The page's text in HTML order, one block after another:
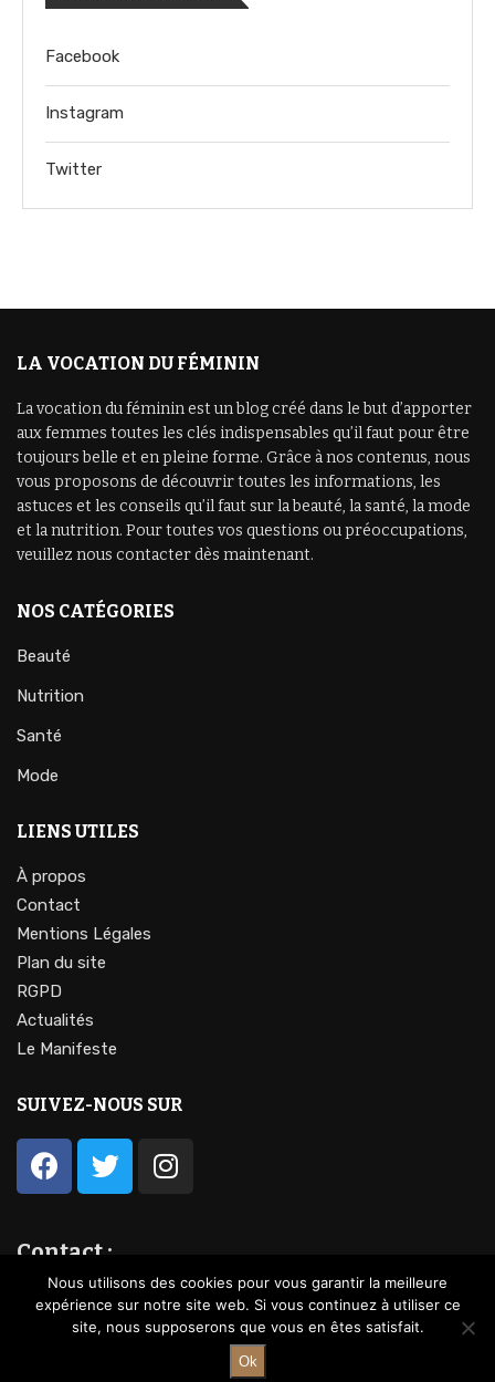
Facebook
Instagram
Twitter
LA VOCATION DU FÉMININ
La vocation du féminin est un blog créé dans le but d’apporter
aux femmes toutes les clés indispensables qu’il faut pour être
toujours belle et en pleine forme. Grâce à nos contenus, nous
vous proposons de découvrir toutes les informations, les
astuces et les conseils qu’il faut sur la beauté, la santé, la mode
et la nutrition. Pour toutes vos questions ou préoccupations,
veuillez nous contacter dès maintenant.
NOS CATÉGORIES
Beauté
Nutrition
Santé
Mode
LIENS UTILES
À propos
Contact
Mentions Légales
Plan du site
RGPD
Actualités
Le Manifeste
SUIVEZ-NOUS SUR
Contact :
contact@lavocationdufeminin.fr
@2023 – Tous droits réservés.
Nous utilisons des cookies pour vous garantir la meilleure
expérience sur notre site web. Si vous continuez à utiliser ce
site, nous supposerons que vous en êtes satisfait.
Ok